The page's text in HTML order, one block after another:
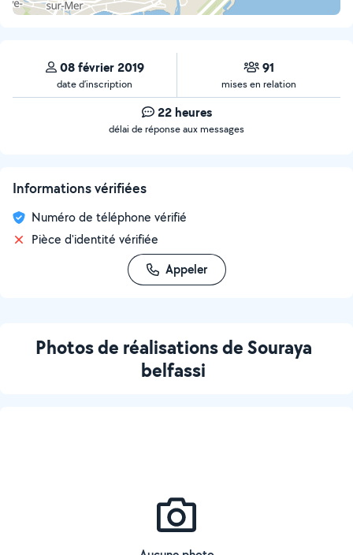
08 février 2019
date d’inscription
91
mises en relation
22 heures
délai de réponse aux messages
Informations vérifiées
Numéro de téléphone vérifié
Pièce d'identité vérifiée
Appeler
Photos de réalisations de Souraya
belfassi